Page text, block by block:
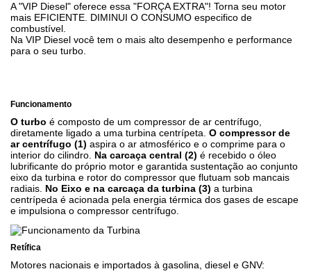
A "VIP Diesel" oferece essa "FORÇA EXTRA"! Torna seu motor
mais EFICIENTE. DIMINUI O CONSUMO especifico de
combustível.
Na VIP Diesel você tem o mais alto desempenho e performance
para o seu turbo.
Funcionamento
O turbo é composto de um compressor de ar centrífugo,
diretamente ligado a uma turbina centrípeta. O compressor de
ar centrífugo (1) aspira o ar atmosférico e o comprime para o
interior do cilindro. Na carcaça central (2) é recebido o óleo
lubrificante do próprio motor e garantida sustentação ao conjunto
eixo da turbina e rotor do compressor que flutuam sob mancais
radiais. No Eixo e na carcaça da turbina (3) a turbina
centrípeda é acionada pela energia térmica dos gases de escape
e impulsiona o compressor centrífugo.
Retífica
Motores nacionais e importados à gasolina, diesel e GNV: